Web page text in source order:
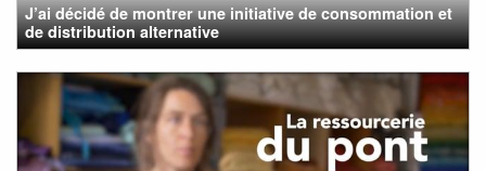
J’ai décidé de montrer une initiative de consommation et
de distribution alternative